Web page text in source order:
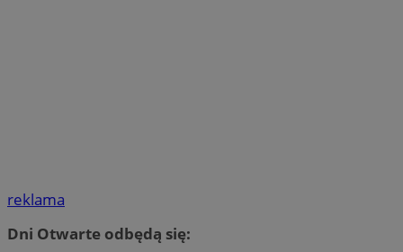
reklama
Dni Otwarte odbędą się: